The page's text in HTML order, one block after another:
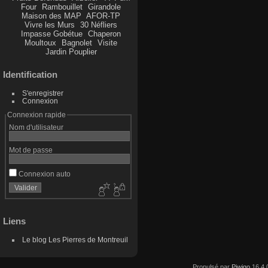
Four
Rambouillet
Girandole
Maison des MAP
AFOR-TP
Vivre les Murs
30 Néfliers
Impasse Gobétue
Chaperon
Moultoux
Bagnolet
Visite
Jardin Pouplier
Identification
S'enregistrer
Connexion
Connexion rapide
Nom d'utilisateur
Mot de passe
Connexion auto
Liens
Le blog Les Pierres de Montreuil